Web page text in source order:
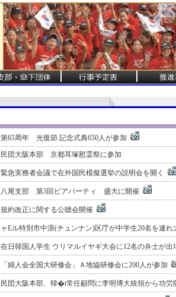
第65周年 光復節 記念式典650人が参加
民団大阪本部 京都耳塚慰霊祭に参加
緊急実務者会議で在外国民模擬選挙の説明会を開く
八尾支部 第3回ビアパーティ 盛大に開催
規約改正に関する公聴会開催
ャEル特別市中浪(チュンナン)区庁が中学生20名を連
在日韓国人学生 ウリマルイヤギ大会に12名の弁士が
「婦人会全国大研修会」Ａ地協研修会に200人が参加
民団大阪本部、韓�t常任顧問に李明博大統領から功